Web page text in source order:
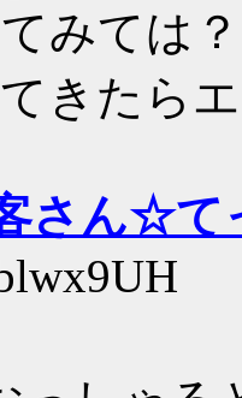
みては？
きたら
さん☆て